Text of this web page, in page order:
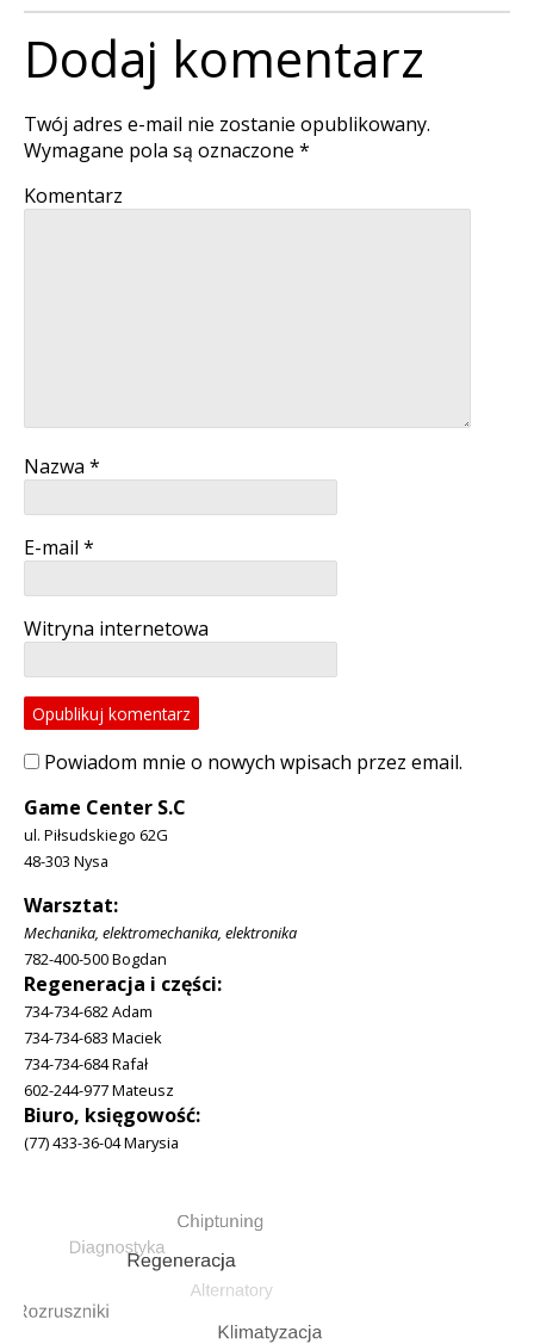
Dodaj komentarz
Twój adres e-mail nie zostanie opublikowany.
Wymagane pola są oznaczone *
Komentarz
Nazwa *
E-mail *
Witryna internetowa
Powiadom mnie o nowych wpisach przez email.
Game Center S.C
ul. Piłsudskiego 62G
48-303 Nysa
Warsztat:
Mechanika, elektromechanika, elektronika
782-400-500 Bogdan
Regeneracja i części:
734-734-682 Adam
734-734-683 Maciek
734-734-684 Rafał
602-244-977 Mateusz
Biuro, księgowość:
(77) 433-36-04 Marysia